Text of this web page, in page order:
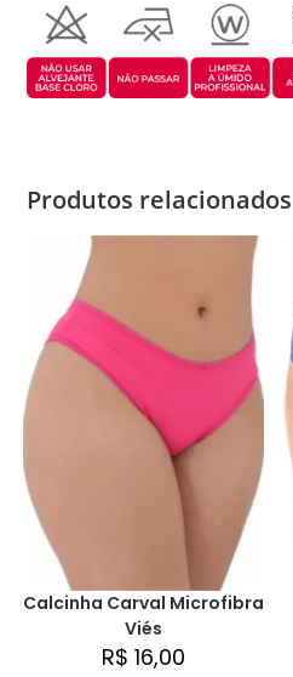
Produtos relacionados
Calcinha Carval Microfibra
Viés
R$ 16,00